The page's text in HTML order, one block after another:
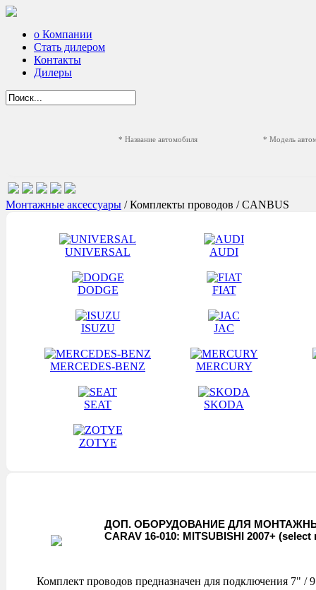
о Компании
Стать дилером
Контакты
Дилеры
* Название автомобиля * Модель
Монтажные аксессуары / Комплекты проводов / CANBUS
UNIVERSAL AUDI
DODGE FIAT
ISUZU JAC
MERCEDES-BENZ MERCURY
SEAT SKODA
ZOTYE
ДОП. ОБОРУДОВАНИЕ ДЛЯ
CARAV 16-010: MITSUBISHI 2007+ (select
Комплект проводов предназначен для подключения 7"